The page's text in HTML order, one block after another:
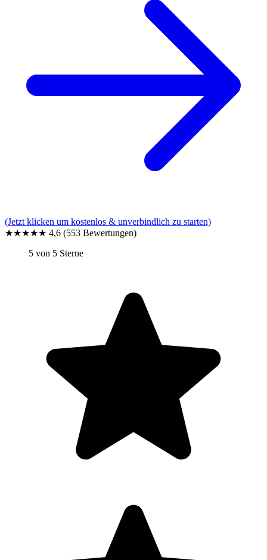
(Jetzt klicken um kostenlos & unverbindlich zu starten)
★★★★★ 4,6 (553 Bewertungen)
5 von 5 Sterne